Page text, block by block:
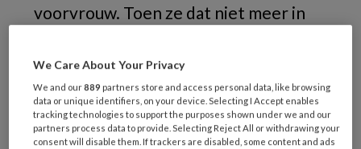
voorvrouw. Toen ze dat niet meer in
collega haar op het schoonmaken in
verpleeghuizen.
We Care About Your Privacy
We and our889 partners store and access personal data, like browsing
data or unique identifiers, on your device. Selecting I Accept enables
tracking technologies to support the purposes shown under we and our
partners process data to provide. Selecting Reject All or withdrawing your
consent will disable them. If trackers are disabled, some content and ads